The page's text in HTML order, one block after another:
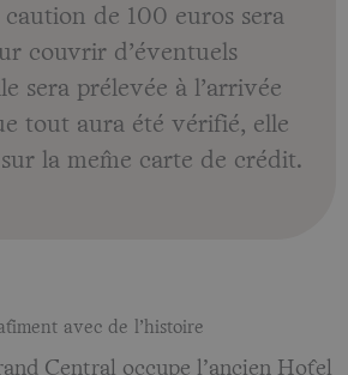
de 100 euros sera
couvrir d’éventuels
sera prélevée à l’arrivée
tout aura été vérifié, elle
la même carte de crédit.
avec de l’histoire
Central occupe l’ancien Hôtel